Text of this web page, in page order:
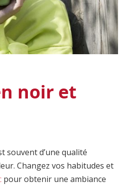
noir et
souvent d’une qualité
Changez vos habitudes et
pour obtenir une ambiance